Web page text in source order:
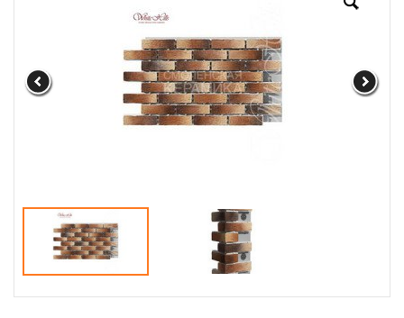
Галерея объектов